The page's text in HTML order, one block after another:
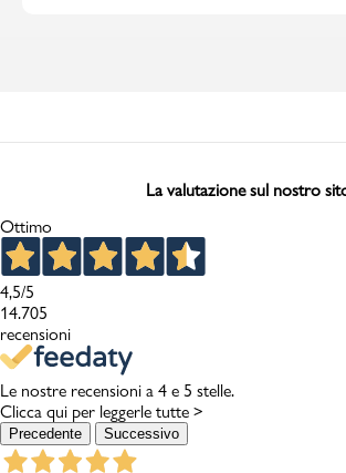
La valutazione sul nostro
Ottimo
4,5/5
14.705
recensioni
Le nostre recensioni a 4 e 5 stelle.
Clicca qui per leggerle tutte >
Precedente Successivo